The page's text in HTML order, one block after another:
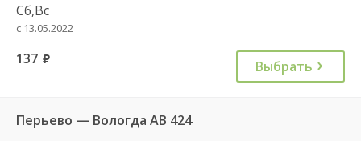
Сб,Вс
с 13.05.2022
137 руб. Выбрать
Перьево — Вологда АВ 424